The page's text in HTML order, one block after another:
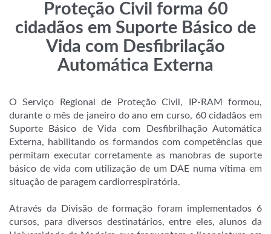
Proteção Civil forma 60
cidadãos em Suporte Básico de
Vida com Desfibrilação
Automática Externa
O Serviço Regional de Proteção Civil, IP-RAM formou,
durante o mês de janeiro do ano em curso, 60 cidadãos em
Suporte Básico de Vida com Desfibrilhação Automática
Externa, habilitando os formandos com competências que
permitam executar corretamente as manobras de suporte
básico de vida com utilização de um DAE numa vítima em
situação de paragem cardiorrespiratória.
Através da Divisão de formação foram implementados 6
cursos, para diversos destinatários, entre eles, alunos da